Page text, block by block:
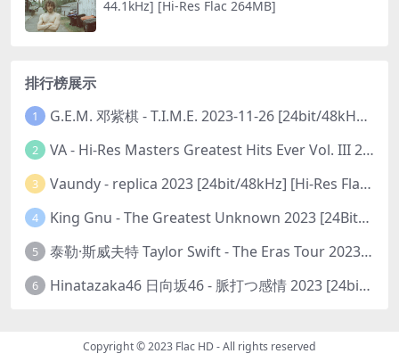
44.1kHz] [Hi-Res Flac 264MB]
排行榜展示
1 G.E.M. 邓紫棋 - T.I.M.E. 2023-11-26 [24bit/48kHz] [Hi-Res Flac 313MB]
2 VA - Hi-Res Masters Greatest Hits Ever Vol. III 2023 [24Bit/192kHz] [Hi-Res Flac 10.5GB]
3 Vaundy - replica 2023 [24bit/48kHz] [Hi-Res Flac 1.6GB]
4 King Gnu - The Greatest Unknown 2023 [24Bit/48kHz] [Hi-Res Flac 752MB]
5 泰勒·斯威夫特 Taylor Swift - The Eras Tour 2023 [24bit/44.1kHz] [Hi-Res Flac 2.02GB]
6 Hinatazaka46 日向坂46 - 脈打つ感情 2023 [24bit/96kHz] [Hi-Res Flac 3.3GB]
Copyright © 2023 Flac HD- All rights reserved